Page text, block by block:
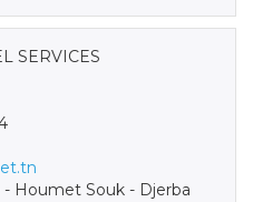
SERVICES
Houmet Souk - Djerba